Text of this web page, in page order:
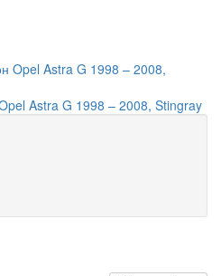
Astra G 1998 – 2008, Stingray